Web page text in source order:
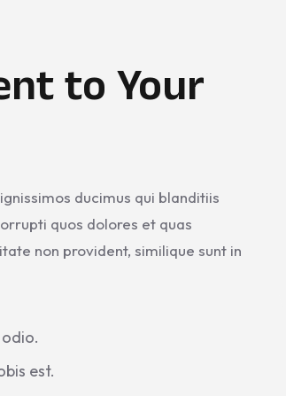
to Your
ducimus qui blanditiis
quos dolores et quas
non provident, similique sunt in
est.